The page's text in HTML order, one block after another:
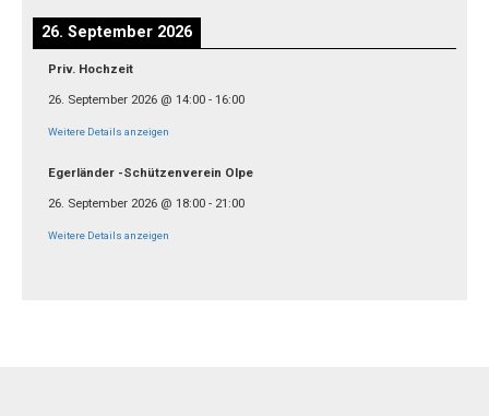
26. September 2026
Priv. Hochzeit
26. September 2026 @ 14:00 - 16:00
Weitere Details anzeigen
Egerländer -Schützenverein Olpe
26. September 2026 @ 18:00 - 21:00
Weitere Details anzeigen